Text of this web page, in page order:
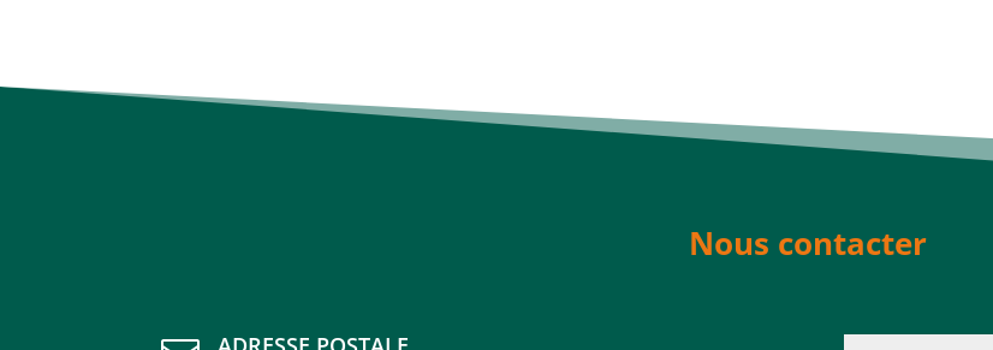
Nous contacter